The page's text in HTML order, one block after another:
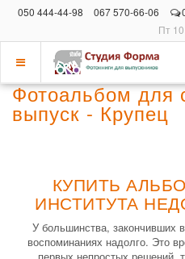
050 444-44-98 067 570-66-06
Пт
Показать
меню
Фотоальбом для
выпуск - Крупец
КУПИТЬ
ИНСТИТУТА
У большинства, закончивших
воспоминаниях надолго. Это